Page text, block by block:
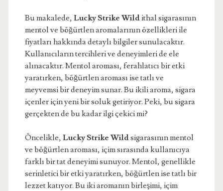
Bu makalede, Lucky Strike Wildithal sigarasının
mentol ve böğürtlen aromalarının özellikleri ile
fiyatları hakkında detaylı bilgiler sunulacaktır.
Kullanıcıların tercihleri ve deneyimleri de ele
alınacaktır. Mentol aroması, ferahlatıcı bir etki
yaratırken, böğürtlen aroması ise tatlı ve
meyvemsi bir deneyim sunar. Bu ikili aroma, sigara
içenler için yeni bir soluk getiriyor. Peki, bu sigara
gerçekten de bu kadar ilgi çekici mi?
Öncelikle, Lucky Strike Wildsigarasının mentol
ve böğürtlen aroması, içim sırasında kullanıcıya
farklı bir tat deneyimi sunuyor. Mentol, genellikle
serinletici bir etki yaratırken, böğürtlen ise tatlı bir
lezzet katıyor. Bu iki aromanın birleşimi, içim